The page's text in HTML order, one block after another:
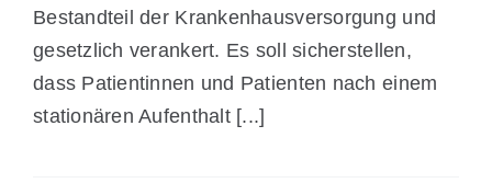
Bestandteil der Krankenhausversorgung und
gesetzlich verankert. Es soll sicherstellen,
dass Patientinnen und Patienten nach einem
stationären Aufenthalt [...]